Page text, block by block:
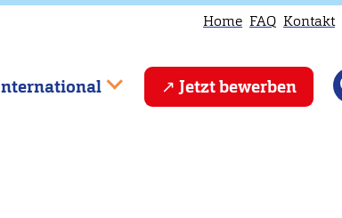
Home FAQ Kontakt
Jetzt bewerben